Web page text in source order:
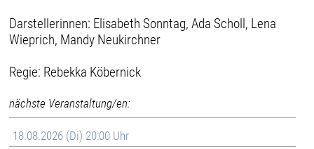
Darstellerinnen: Elisabeth Sonntag, Ada Scholl, Lena
Wieprich, Mandy Neukirchner
Regie: Rebekka Köbernick
nächste Veranstaltung/en:
18.08.2026 (Di) 20:00 Uhr